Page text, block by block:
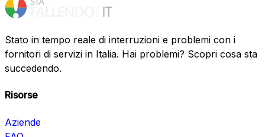
Stato in tempo reale di interruzioni e problemi con i
fornitori di servizi in Italia. Hai problemi? Scopri cosa sta
succedendo.
Risorse
Aziende